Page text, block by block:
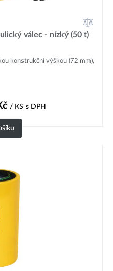
válec - nízký (50 t)
konstrukční výškou (72 mm),
/ KS s DPH